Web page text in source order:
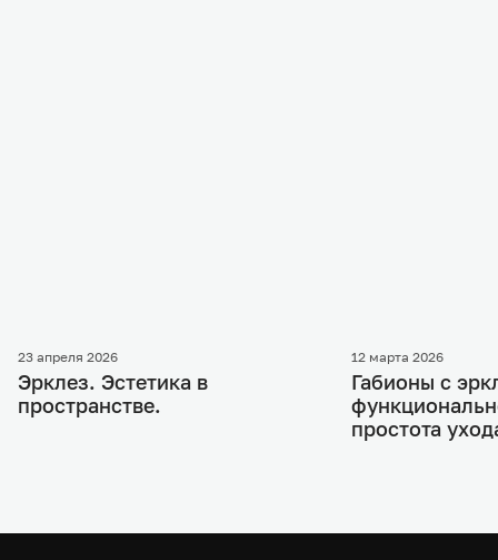
23 апреля 2026
Эрклез. Эстетика в
пространстве.
12 марта 2026
Габионы с
простота